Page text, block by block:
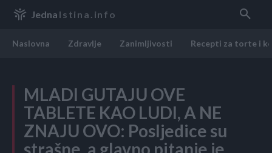
Jedna Istina.info
Naslovna Zdravlje Zanimljivosti Recepti za torte i
MLADI GUTAJU OVE
TABLETE KAO LUDI, A NE
ZNAJU OVO: Posljedice su
strašne, a glavno pitanje je